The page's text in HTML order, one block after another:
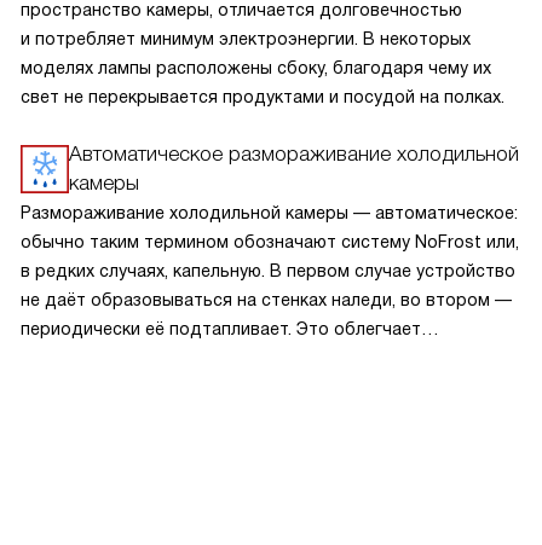
пространство камеры, отличается долговечностью
и потребляет минимум электроэнергии. В некоторых
моделях лампы расположены сбоку, благодаря чему их
свет не перекрывается продуктами и посудой на полках.
Автоматическое размораживание холодильной
камеры
Размораживание холодильной камеры — автоматическое:
обычно таким термином обозначают систему NoFrost или,
в редких случаях, капельную. В первом случае устройство
не даёт образовываться на стенках наледи, во втором —
периодически её подтапливает. Это облегчает